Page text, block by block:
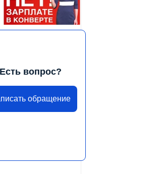
Есть вопрос?
обращение